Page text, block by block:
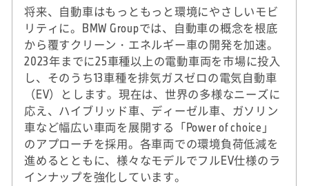
将来、自動車はもっともっと環境にやさしいモビ
リティに。BMW Groupでは、自動車の概念を根底
から覆すクリーン・エネルギー車の開発を加速。
2023年までに25車種以上の電動車両を市場に投入
し、そのうち13車種を排気ガスゼロの電気自動車
（EV）とします。現在は、世界の多様なニーズに
応え、ハイブリッド車、ディーゼル車、ガソリン
車など幅広い車両を展開する「Power of choice」
のアプローチを採用。各車両での環境負荷低減を
進めるとともに、様々なモデルでフルEV仕様のラ
インナップを強化しています。